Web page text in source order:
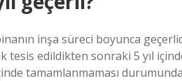
inşa süreci boyunca
tesis edildikten sonraki 5 yıl
tamamlanmaması